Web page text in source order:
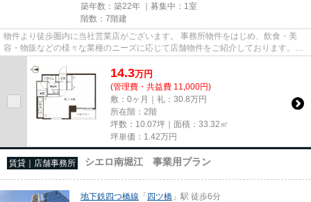
築年数：築22年 ｜募集中： 1室
階数：7階建
物件より徒歩圏内に当社営業店がございます。 事務所物件をはじめ、飲食・美
容・物販などの様々な業種のニーズに応じて店舗物件をご紹介しております。
尚、弊社ではおとり広告は一切...
14.3万円
(管理費・共益費 11,000円)
敷：0ヶ月｜礼：30.8万円
所在階：2階
坪数：10.07坪｜面積：33.32㎡
坪単価： 1.42万円
賃貸｜店舗事務所 シエロ南堀江 事業用プラン
地下鉄四つ橋線 「四ツ橋 」駅 徒歩6分